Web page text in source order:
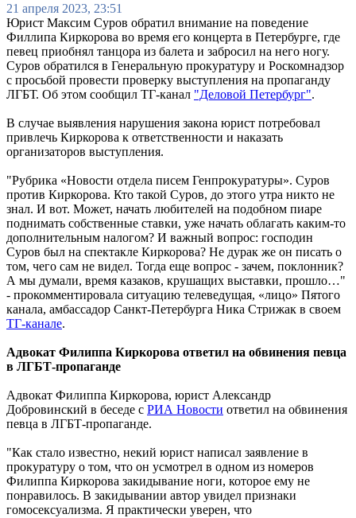
21 апреля 2023, 23:51
Юрист Максим Суров обратил внимание на поведение
Филлипа Киркорова во время его концерта в Петербурге, где
певец приобнял танцора из балета и забросил на него ногу.
Суров обратился в Генеральную прокуратуру и Роскомнадзор
с просьбой провести проверку выступления на пропаганду
ЛГБТ. Об этом сообщил ТГ-канал "Деловой Петербург".
В случае выявления нарушения закона юрист потребовал
привлечь Киркорова к ответственности и наказать
организаторов выступления.
"Рубрика «Новости отдела писем Генпрокуратуры». Суров
против Киркорова. Кто такой Суров, до этого утра никто не
знал. И вот. Может, начать любителей на подобном пиаре
поднимать собственные ставки, уже начать облагать каким-то
дополнительным налогом? И важный вопрос: господин
Суров был на спектакле Киркорова? Не дурак же он писать о
том, чего сам не видел. Тогда еще вопрос - зачем, поклонник?
А мы думали, время казаков, крушащих выставки, прошло…"
- прокомментировала ситуацию телеведущая, «лицо» Пятого
канала, амбассадор Санкт-Петербурга Ника Стрижак в своем
ТГ-канале.
Адвокат Филиппа Киркорова ответил на обвинения певца
в ЛГБТ-пропаганде
Адвокат Филиппа Киркорова, юрист Александр
Добровинский в беседе с РИА Новости ответил на обвинения
певца в ЛГБТ-пропаганде.
"Как стало известно, некий юрист написал заявление в
прокуратуру о том, что он усмотрел в одном из номеров
Филиппа Киркорова закидывание ноги, которое ему не
понравилось. В закидывании автор увидел признаки
гомосексуализма. Я практически уверен, что